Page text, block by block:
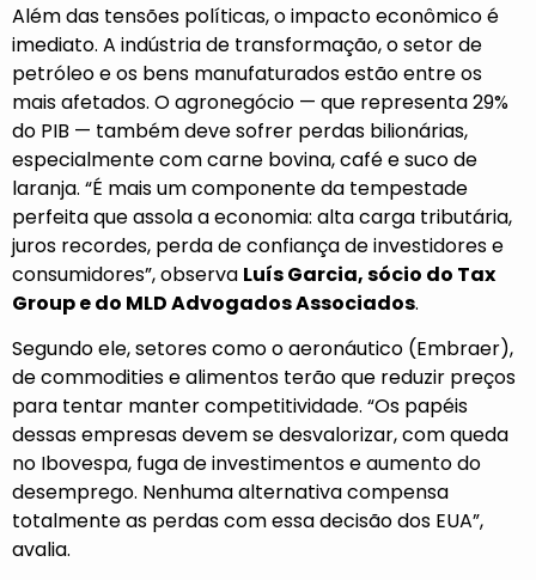
Além das tensões políticas, o impacto econômico é
imediato. A indústria de transformação, o setor de
petróleo e os bens manufaturados estão entre os
mais afetados. O agronegócio — que representa 29%
do PIB — também deve sofrer perdas bilionárias,
especialmente com carne bovina, café e suco de
laranja. “É mais um componente da tempestade
perfeita que assola a economia: alta carga tributária,
juros recordes, perda de confiança de investidores e
consumidores”, observa Luís Garcia, sócio do Tax
Group e do MLD Advogados Associados.
Segundo ele, setores como o aeronáutico (Embraer),
de commodities e alimentos terão que reduzir preços
para tentar manter competitividade. “Os papéis
dessas empresas devem se desvalorizar, com queda
no Ibovespa, fuga de investimentos e aumento do
desemprego. Nenhuma alternativa compensa
totalmente as perdas com essa decisão dos EUA”,
avalia.